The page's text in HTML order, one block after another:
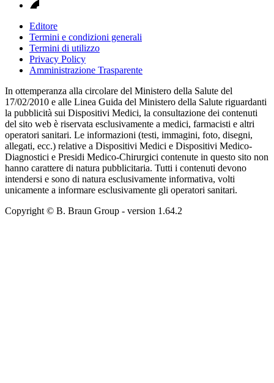
Editore
Termini e condizioni generali
Termini di utilizzo
Privacy Policy
Amministrazione Trasparente
In ottemperanza alla circolare del Ministero della Salute del
17/02/2010 e alle Linea Guida del Ministero della Salute riguardanti
la pubblicità sui Dispositivi Medici, la consultazione dei contenuti
del sito web è riservata esclusivamente a medici, farmacisti e altri
operatori sanitari. Le informazioni (testi, immagini, foto, disegni,
allegati, ecc.) relative a Dispositivi Medici e Dispositivi Medico-
Diagnostici e Presidi Medico-Chirurgici contenute in questo sito non
hanno carattere di natura pubblicitaria. Tutti i contenuti devono
intendersi e sono di natura esclusivamente informativa, volti
unicamente a informare esclusivamente gli operatori sanitari.
Copyright © B. Braun Group - version 1.64.2